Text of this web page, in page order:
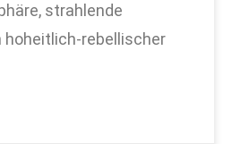
strahlende
hoheitlich-rebellischer